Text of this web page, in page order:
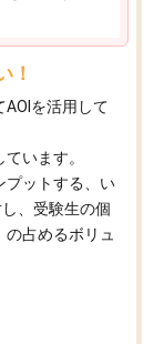
！
を活用して
います。
プットする、い
、受験生の個
占めるボリュ